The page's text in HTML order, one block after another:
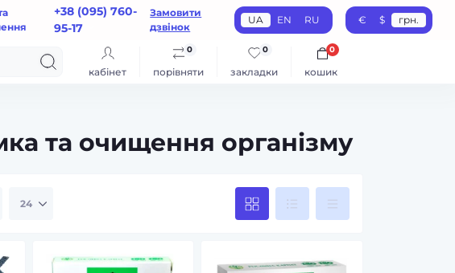
+38 (095) 760-
95-17
Замовити
дзвінок
UA EN RU € $ грн.
кабінет порівняти
0
закладки
0
кошик
0
та очищення організму